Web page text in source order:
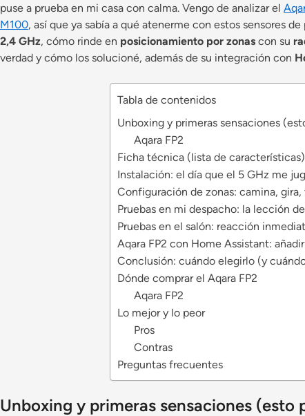
puse a prueba en mi casa con calma. Vengo de analizar el
M100, así que ya sabía a qué atenerme con estos sensores
2,4 GHz, cómo rinde en posicionamiento por zonas con su
verdad y cómo los solucioné, además de su integración con
Tabla de contenidos
Unboxing y primeras sensaciones
Aqara FP2
Ficha técnica (lista de características)
Instalación: el día que el 5 GHz me
Configuración de zonas: camina,
Pruebas en mi despacho: la lección
Pruebas en el salón: reacción
Aqara FP2 con Home Assistant:
Conclusión: cuándo elegirlo (y
Dónde comprar el Aqara FP2
Aqara FP2
Lo mejor y lo peor
Pros
Contras
Preguntas frecuentes
Unboxing y primeras sensaciones (esto